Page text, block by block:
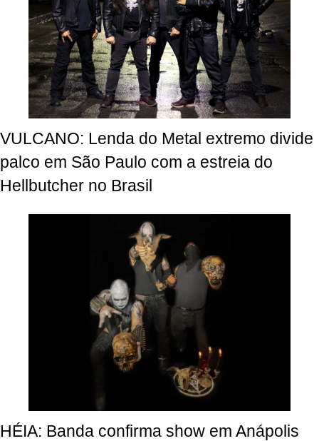
VULCANO: Lenda do Metal extremo divide
palco em São Paulo com a estreia do
Hellbutcher no Brasil
HÉIA: Banda confirma show em Anápolis